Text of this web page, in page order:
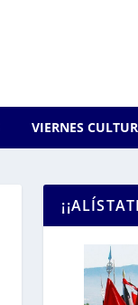
VIERNES